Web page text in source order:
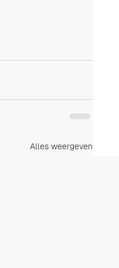
Alles weergeven